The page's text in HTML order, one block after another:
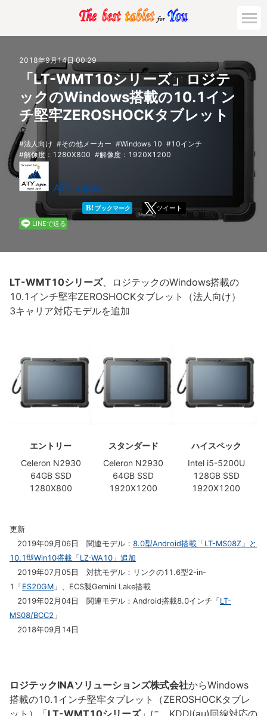
活用対策と事例
主要機種の比較
ゲーミング
2018年9月14日 00:29
「LT-WMT10シリーズ」ロジテ
ックのWindows搭載の10.1イン
チ堅牢ZEROSHOCKタブレット
法人向け その他メーカー Windows 10
10インチ
解像度：1280X800
解像度：1920X1200
ATY Japan
B! ブックマーク
ツイート
LINEで送る
LT-WMT10シリーズ、ロジテックのWindows搭載の
10.1インチ堅牢ZEROSHOCKタブレット（法人向け）
3キャリア対応モデルを追加
エントリー
Celeron N2930
64GB SSD
1280X800
スタンダード
Celeron N2930
64GB SSD
1920X1200
ハイスペック
Intel i5-5200U
128GB SSD
1920X1200
更新
2019年09月06日 関連モデル： 8.0型Android搭載「LT-MS08Z」と
10.1型Win10搭載「LZ-WA10」追加
2019年07月05日 対抗モデル：リンクの11.6型2-in-
1「ES20GM 」、ECS製Gemini Lake搭載
2019年02月04日 関連モデル：Android搭載8.0インチ「LT-
MS08/BCC2 」
2018年09月14日
ロジテックINAソリューションズ株式会社からWindows
搭載の10.1インチ堅牢タブレット（ZEROSHOCKタブレ
ット）「LT-WMT10シリーズ」に、KDDI(au)回線対応の